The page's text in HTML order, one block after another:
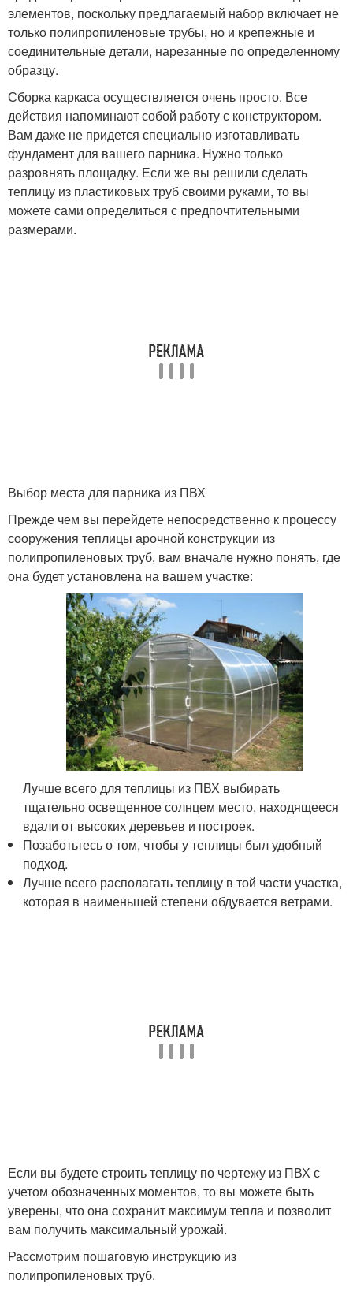
элементов, поскольку предлагаемый набор включает не
только полипропиленовые трубы, но и крепежные и
соединительные детали, нарезанные по определенному
образцу.
Сборка каркаса осуществляется очень просто. Все
действия напоминают собой работу с конструктором.
Вам даже не придется специально изготавливать
фундамент для вашего парника. Нужно только
разровнять площадку. Если же вы решили сделать
теплицу из пластиковых труб своими руками, то вы
можете сами определиться с предпочтительными
размерами.
Выбор места для парника из ПВХ
Прежде чем вы перейдете непосредственно к процессу
сооружения теплицы арочной конструкции из
полипропиленовых труб, вам вначале нужно понять, где
она будет установлена на вашем участке:
Лучше всего для теплицы из ПВХ выбирать
тщательно освещенное солнцем место, находящееся
вдали от высоких деревьев и построек.
Позаботьтесь о том, чтобы у теплицы был удобный
подход.
Лучше всего располагать теплицу в той части участка,
которая в наименьшей степени обдувается ветрами.
Если вы будете строить теплицу по чертежу из ПВХ с
учетом обозначенных моментов, то вы можете быть
уверены, что она сохранит максимум тепла и позволит
вам получить максимальный урожай.
Рассмотрим пошаговую инструкцию из
полипропиленовых труб.